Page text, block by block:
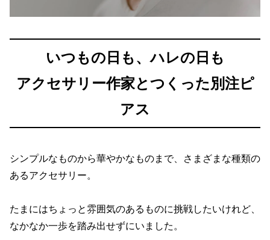
いつもの日も、ハレの日も
アクセサリー作家とつくった別注ピ
アス
シンプルなものから華やかなものまで、さまざまな種類の
あるアクセサリー。
たまにはちょっと雰囲気のあるものに挑戦したいけれど、
なかなか一歩を踏み出せずにいました。